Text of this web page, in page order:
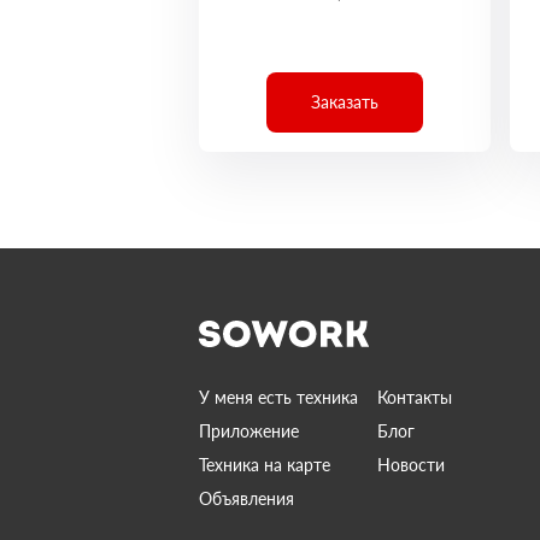
Заказать
У меня есть техника
Контакты
Приложение
Блог
Техника на карте
Новости
Объявления